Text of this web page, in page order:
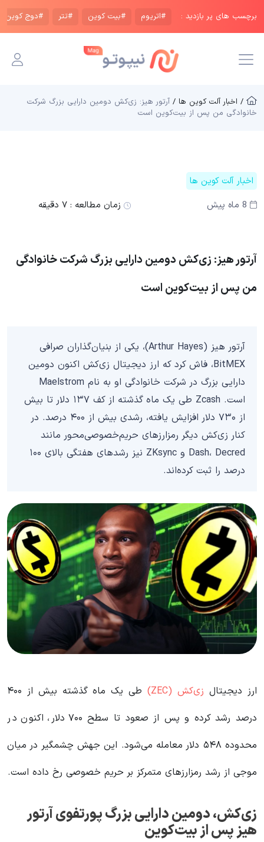
برچسب های پر بازدید : #اتریوم #بیت کوین #تتر #دوج کوین
/ اخبار آلت کوین ها / آرتور هیز: زی‌کش دومین دارایی بزرگ شرکت
خانوادگی من پس از بیت‌کوین است
اخبار آلت کوین ها
8 ماه پیش
زمان مطالعه : ۷ دقیقه
آرتور هیز: زی‌کش دومین دارایی بزرگ شرکت خانوادگی
من پس از بیت‌کوین است
آرتور هیز (Arthur Hayes)، یکی از بنیان‌گذاران صرافی
BitMEX، فاش کرد که ارز دیجیتال زی‌کش اکنون دومین
دارایی بزرگ در شرکت خانوادگی او به نام Maelstrom
است. Zcash طی یک ماه گذشته از کف ۱۳۷ دلار تا بیش
از ۷۳۰ دلار افزایش یافته، رشدی بیش از ۴۰۰ درصد. در
کنار زی‌کش دیگر رمزارزهای حریم‌خصوصی‌محور مانند
Dash، Decred و ZKsync نیز رشدهای هفتگی بالای ۱۰۰
درصد را ثبت کرده‌اند.
ارز دیجیتال زی‌کش (ZEC)
طی یک ماه گذشته بیش از ۴۰۰
درصد رشد کرده و پس از صعود تا سطح ۷۰۰ دلار، اکنون در
محدوده ۵۴۸ دلار معامله می‌شود. این جهش چشمگیر در میان
موجی از رشد رمزارزهای متمرکز بر حریم خصوصی رخ داده است.
زی‌کش، دومین دارایی بزرگ پورتفوی آرتور
هیز پس از بیت‌کوین